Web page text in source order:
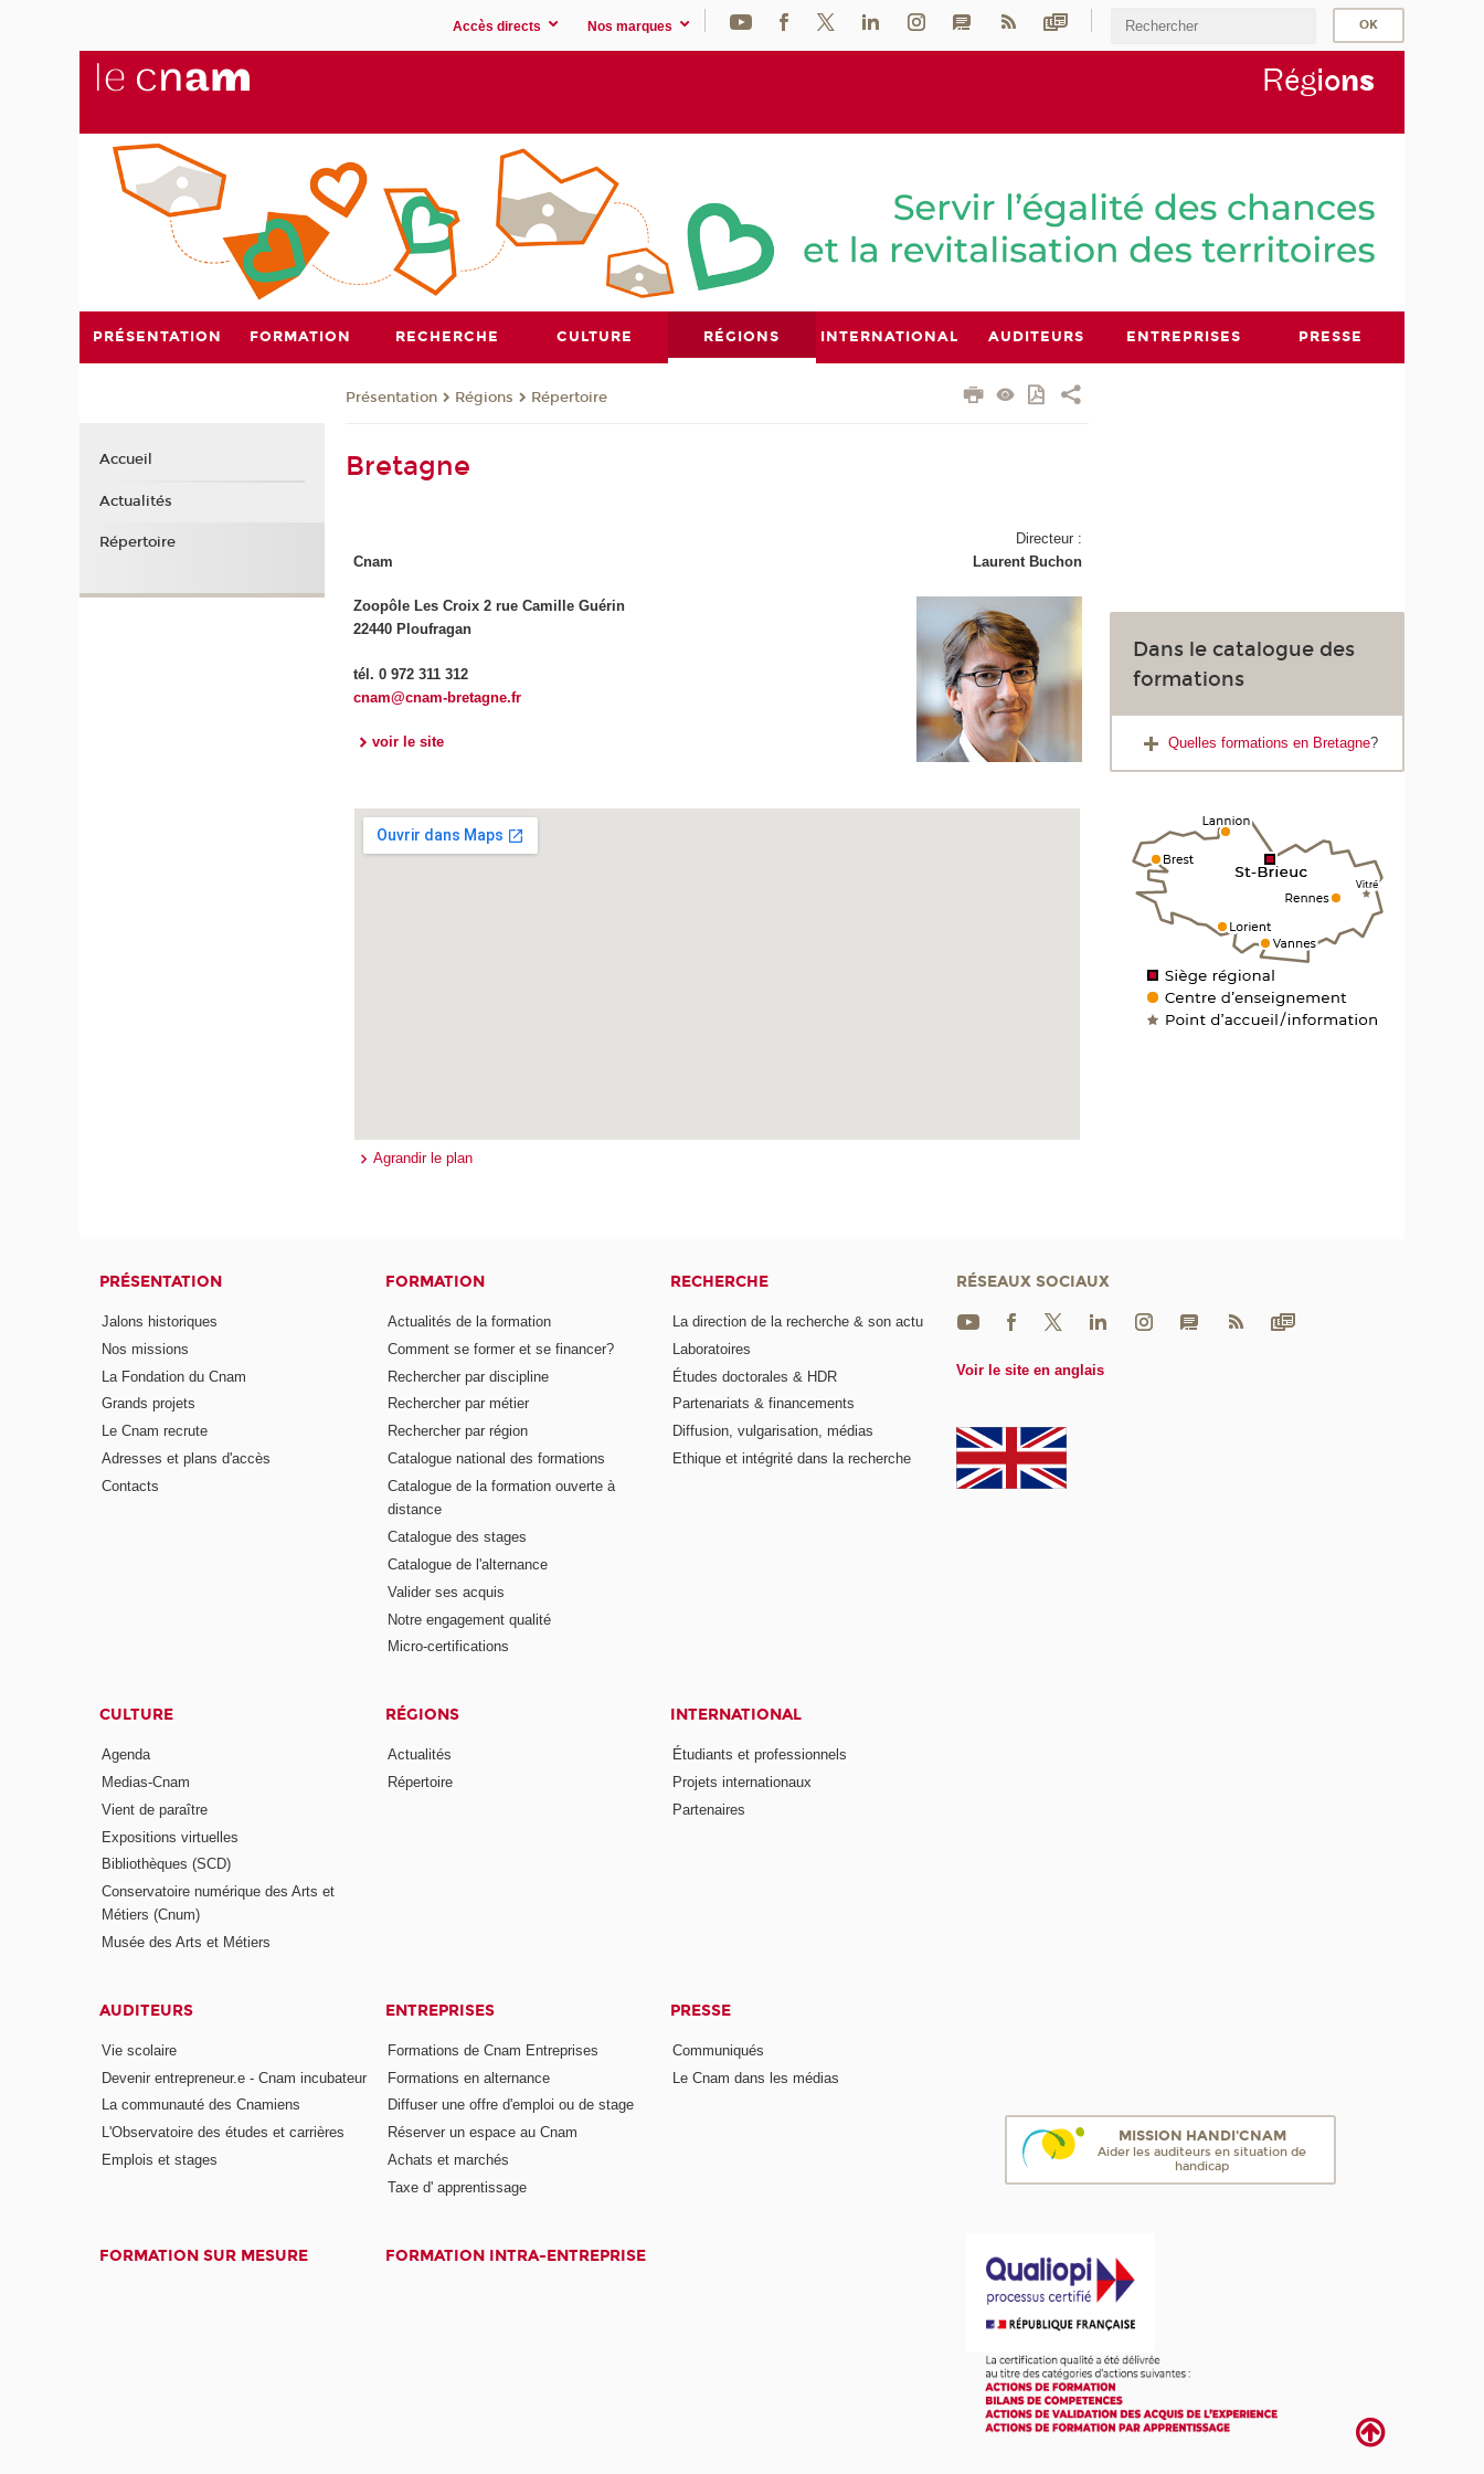
Accès directs Nos marques
Régions
PRÉSENTATION FORMATION RECHERCHE CULTURE RÉGIONS INTERNATIONAL AUDITEURS ENTREPRISES PRESSE
Présentation Régions Répertoire
Bretagne
Cnam
Zoopôle Les Croix 2 rue Camille Guérin
22440 Ploufragan
tél. 0 972 311 312
cnam@cnam-bretagne.fr
voir le site
Directeur :
Laurent Buchon
Agrandir le plan
Dans le catalogue des
formations
Quelles formations en Bretagne?
Accueil
Actualités
Répertoire
PRÉSENTATION
Jalons historiques
Nos missions
La Fondation du Cnam
Grands projets
Le Cnam recrute
Adresses et plans d'accès
Contacts
FORMATION
Actualités de la formation
Comment se former et se financer?
Rechercher par discipline
Rechercher par métier
Rechercher par région
Catalogue national des formations
Catalogue de la formation ouverte à
distance
Catalogue des stages
Catalogue de l'alternance
Valider ses acquis
Notre engagement qualité
Micro-certifications
RECHERCHE
La direction de la recherche & son actu
Laboratoires
Études doctorales & HDR
Partenariats & financements
Diffusion, vulgarisation, médias
Ethique et intégrité dans la recherche
CULTURE
Agenda
Medias-Cnam
Vient de paraître
Expositions virtuelles
Bibliothèques (SCD)
Conservatoire numérique des Arts et
Métiers (Cnum)
Musée des Arts et Métiers
RÉGIONS
Actualités
Répertoire
INTERNATIONAL
Étudiants et professionnels
Projets internationaux
Partenaires
AUDITEURS
Vie scolaire
Devenir entrepreneur.e - Cnam incubateur
La communauté des Cnamiens
L'Observatoire des études et carrières
Emplois et stages
ENTREPRISES
Formations de Cnam Entreprises
Formations en alternance
Diffuser une offre d'emploi ou de stage
Réserver un espace au Cnam
Achats et marchés
Taxe d' apprentissage
PRESSE
Communiqués
Le Cnam dans les médias
FORMATION SUR MESURE FORMATION INTRA-ENTREPRISE
RÉSEAUX SOCIAUX
Voir le site en anglais
MISSION HANDI'CNAM
Aider les auditeurs en situation de
handicap